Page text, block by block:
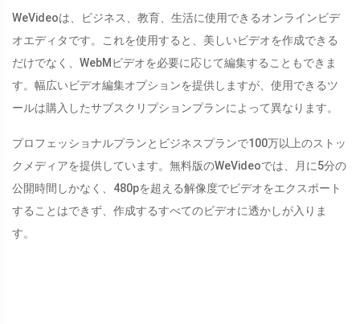
WeVideoは、ビジネス、教育、生活に使用できるオンラインビデ
オエディタです。これを使用すると、美しいビデオを作成できる
だけでなく、WebMビデオを必要に応じて編集することもできま
す。幅広いビデオ編集オプションを提供しますが、使用できるツ
ールは購入したサブスクリプションプランによって異なります。
プロフェッショナルプランとビジネスプランで100万以上のストッ
クメディアを提供しています。無料版のWeVideoでは、月に5分の
公開時間しかなく、480pを超える解像度でビデオをエクスポート
することはできず、作成するすべてのビデオに透かしが入りま
す。